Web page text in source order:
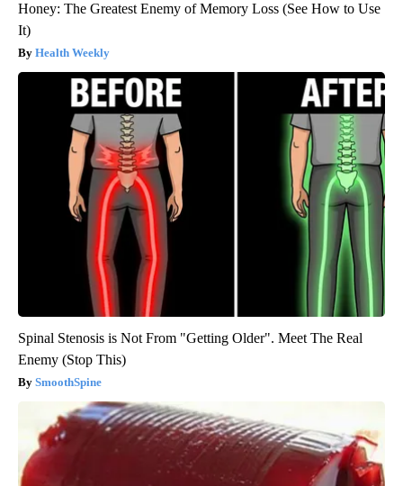
Honey: The Greatest Enemy of Memory Loss (See How to Use
It)
Health Weekly
Spinal Stenosis is Not From "Getting Older". Meet The Real
Enemy (Stop This)
SmoothSpine